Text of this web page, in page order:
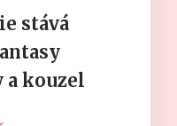
stává
a kouzel